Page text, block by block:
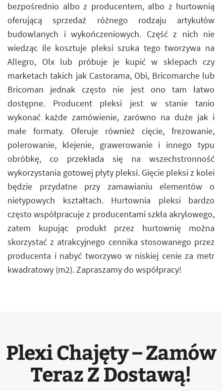
bezpośrednio albo z producentem, albo z hurtownią
oferującą sprzedaż różnego rodzaju artykułów
budowlanych i wykończeniowych. Część z nich nie
wiedząc ile kosztuje pleksi szuka tego tworzywa na
Allegro, Olx lub próbuje je kupić w sklepach czy
marketach takich jak Castorama, Obi, Bricomarche lub
Bricoman jednak często nie jest ono tam łatwo
dostępne. Producent pleksi jest w stanie tanio
wykonać każde zamówienie, zarówno na duże jak i
małe formaty. Oferuje również cięcie, frezowanie,
polerowanie, klejenie, grawerowanie i innego typu
obróbkę, co przekłada się na wszechstronność
wykorzystania gotowej płyty pleksi. Gięcie pleksi z kolei
będzie przydatne przy zamawianiu elementów o
nietypowych kształtach. Hurtownia pleksi bardzo
często współpracuje z producentami szkła akrylowego,
zatem kupując produkt przez hurtownię można
skorzystać z atrakcyjnego cennika stosowanego przez
producenta i nabyć tworzywo w niskiej cenie za metr
kwadratowy (m2). Zapraszamy do współpracy!
Plexi Chajęty – Zamów
Teraz Z Dostawą!